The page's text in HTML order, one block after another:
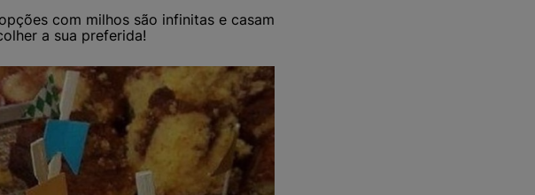
com milhos são infinitas e casam
a sua preferida!